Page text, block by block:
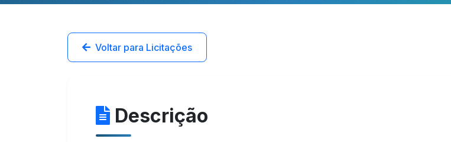
Voltar para Licitações
Descrição